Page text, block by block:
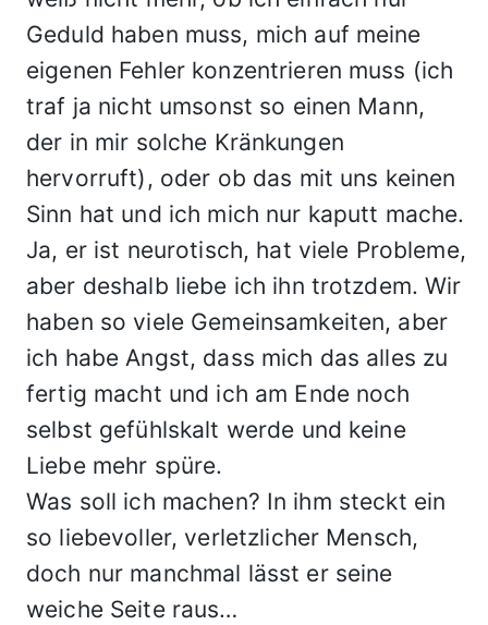
Geduld haben muss, mich auf meine
eigenen Fehler konzentrieren muss (ich
traf ja nicht umsonst so einen Mann,
der in mir solche Kränkungen
hervorruft), oder ob das mit uns keinen
Sinn hat und ich mich nur kaputt mache.
Ja, er ist neurotisch, hat viele Probleme,
aber deshalb liebe ich ihn trotzdem. Wir
haben so viele Gemeinsamkeiten, aber
ich habe Angst, dass mich das alles zu
fertig macht und ich am Ende noch
selbst gefühlskalt werde und keine
Liebe mehr spüre.
Was soll ich machen? In ihm steckt ein
so liebevoller, verletzlicher Mensch,
doch nur manchmal lässt er seine
weiche Seite raus…